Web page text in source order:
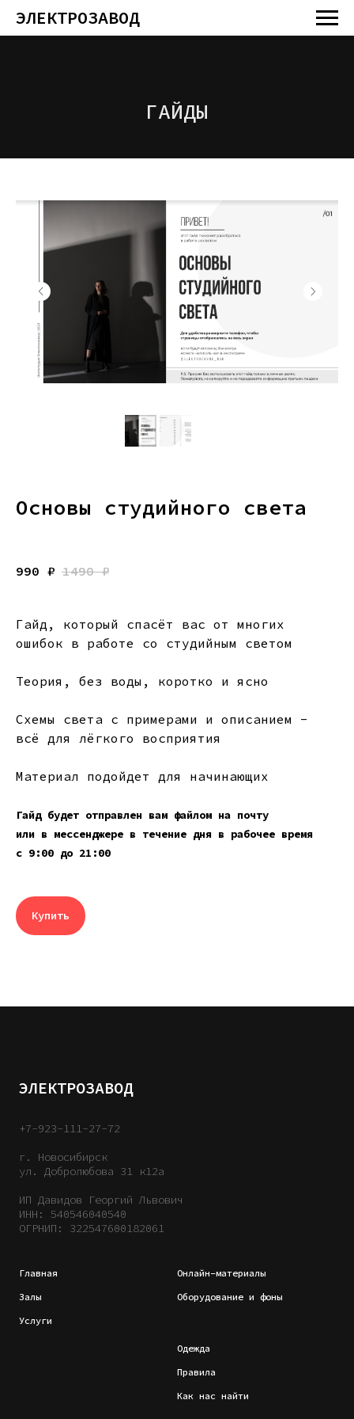
ЭЛЕКТРОЗАВОД
ГАЙДЫ
Основы студийного света
990 ₽ 1490 ₽
Гайд, который спасёт вас от многих
ошибок в работе со студийным светом
Теория, без воды, коротко и ясно
Схемы света с примерами и описанием -
всё для лёгкого восприятия
Материал подойдет для начинающих
Гайд будет отправлен вам файлом на почту
или в мессенджере в течение дня в рабочее время
с 9:00 до 21:00
Купить
ЭЛЕКТРОЗАВОД
+7-923-111-27-72
г. Новосибирск
ул. Добролюбова 31 к12а
ИП Давидов Георгий Львович
ИНН: 540546040540
ОГРНИП: 322547600182061
Главная
Залы
Услуги
Онлайн-материалы
Оборудование и фоны
Одежда
Правила
Как нас найти